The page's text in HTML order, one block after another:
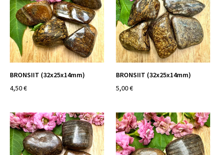
BRONSIIT (32x25x14mm)
4,50 €
BRONSIIT (32x25x14mm)
5,00 €